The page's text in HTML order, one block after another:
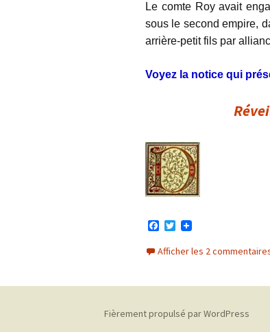
Le comte Roy avait
sous le second empire,
arrière-petit fils par
Voyez la notice qui
c
e
T
i
t
Afficher les 2
Fièrement propulsé par WordPress